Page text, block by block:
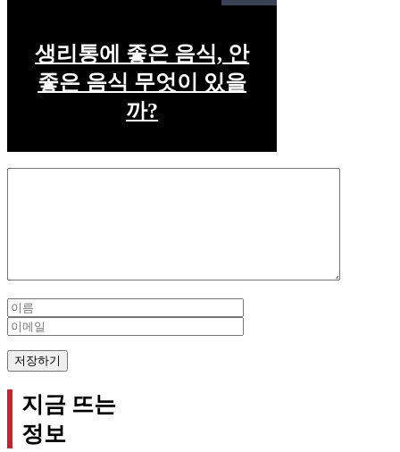
생리통에 좋은 음식, 안
좋은 음식 무엇이 있을
까?
Name
지금 뜨는
정보